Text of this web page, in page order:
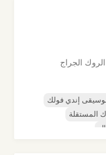
الجراج
إندي فولك
المستقلة